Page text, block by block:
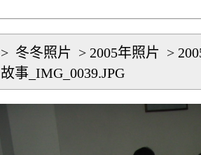
> 冬冬照片 > 2005年照片 >
故事_IMG_0039.JPG